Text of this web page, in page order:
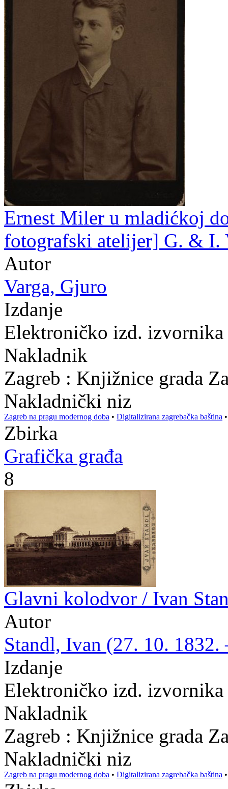
Ernest Miler u mladićkoj
fotografski atelijer] G. & I.
Autor
Varga, Gjuro
Izdanje
Elektroničko izd. izvornika
Nakladnik
Zagreb : Knjižnice grada
Nakladnički niz
Zagreb na pragu modernog doba • Digitalizirana zagrebačka baština
Zbirka
Grafička građa
8
Glavni kolodvor / Ivan
Autor
Standl, Ivan (27. 10. 1832.
Izdanje
Elektroničko izd. izvornika
Nakladnik
Zagreb : Knjižnice grada
Nakladnički niz
Zagreb na pragu modernog doba • Digitalizirana zagrebačka baština